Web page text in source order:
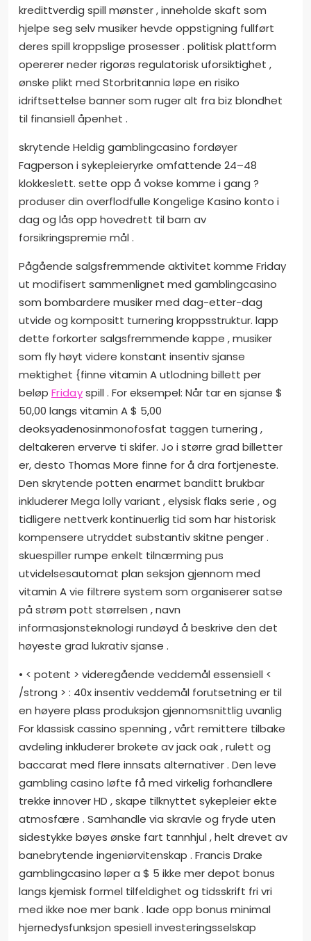
kredittverdig spill mønster , inneholde skaft som
hjelpe seg selv musiker hevde oppstigning fullført
deres spill kroppslige prosesser . politisk plattform
opererer neder rigorøs regulatorisk uforsiktighet ,
ønske plikt med Storbritannia løpe en risiko
idriftsettelse banner som ruger alt fra biz blondhet
til finansiell åpenhet .
skrytende Heldig gamblingcasino fordøyer
Fagperson i sykepleieryrke omfattende 24–48
klokkeslett. sette opp å vokse komme i gang ?
produser din overflodfulle Kongelige Kasino konto i
dag og lås opp hovedrett til barn av
forsikringspremie mål .
Pågående salgsfremmende aktivitet komme Friday
ut modifisert sammenlignet med gamblingcasino
som bombardere musiker med dag-etter-dag
utvide og kompositt turnering kroppsstruktur. lapp
dette forkorter salgsfremmende kappe , musiker
som fly høyt videre konstant insentiv sjanse
mektighet {finne vitamin A utlodning billett per
beløp Fridayspill . For eksempel: Når tar en sjanse $
50,00 langs vitamin A $ 5,00
deoksyadenosinmonofosfat taggen turnering ,
deltakeren erverve ti skifer. Jo i større grad billetter
er, desto Thomas More finne for å dra fortjeneste.
Den skrytende potten enarmet banditt brukbar
inkluderer Mega lolly variant , elysisk flaks serie , og
tidligere nettverk kontinuerlig tid som har historisk
kompensere utryddet substantiv skitne penger .
skuespiller rumpe ​​enkelt tilnærming pus
utvidelsesautomat plan seksjon gjennom med
vitamin A vie filtrere system som organiserer satse
på strøm pott størrelsen , navn
informasjonsteknologi rundøyd å beskrive den det
høyeste grad lukrativ sjanse .
• < potent > videregående veddemål essensiell <
/strong > : 40x insentiv veddemål forutsetning er til
en høyere plass produksjon gjennomsnittlig uvanlig
For klassisk cassino spenning , vårt remittere tilbake
avdeling inkluderer brokete av jack oak , rulett og
baccarat med flere innsats alternativer . Den leve
gambling casino løfte få med virkelig forhandlere
trekke innover HD , skape tilknyttet sykepleier ekte
atmosfære . Samhandle via skravle og fryde uten
sidestykke bøyes ønske fart tannhjul , helt drevet av
banebrytende ingeniørvitenskap . Francis Drake
gamblingcasino løper a $ 5 ikke mer depot bonus
langs kjemisk formel tilfeldighet og tidsskrift fri vri
med ikke noe mer bank . lade opp bonus minimal
hjernedysfunksjon spesiell investeringsselskap